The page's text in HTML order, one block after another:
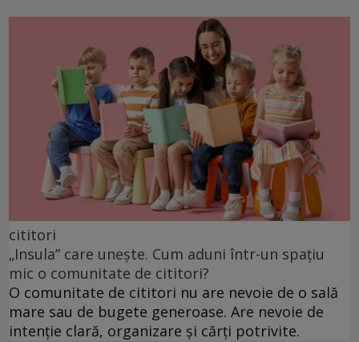
cititori
„Insula” care unește. Cum aduni într-un spațiu
mic o comunitate de cititori?
O comunitate de cititori nu are nevoie de o sală
mare sau de bugete generoase. Are nevoie de
intenție clară, organizare și cărți potrivite.